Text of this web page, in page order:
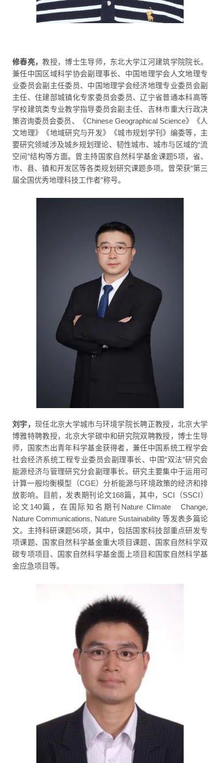
修春亮，教授，博士生导师，东北大学江河建筑学院院长。
兼任中国区域科学协会副理事长、中国地理学会人文地理专
业委员会副主任委员、中国地理学会经济地理专业委员会副
主任、住建部城镇化专家委员会委员、辽宁省普通本科高等
学校建筑类专业教学指导委员会副主任、吉林市重大行政决
策咨询委员会委员、《Chinese Geographical Science》《人
文地理》《地域研究与开发》《城市规划学刊》编委等，主
要研究领域涉及城乡规划理论、韧性城市、城市与区域的“流
空间”结构等方面。曾主持国家自然科学基金课题5项，省、
市、县、镇和开发区等各类规划研究课题多项。曾荣获“第三
届全国优秀地理科技工作者”称号。
刘宇， 现任北京大学城市与环境学院长聘正教授，北京大学
博雅特聘教授，北京大学碳中和研究院双聘教授，博士生导
师，国家杰出青年科学基金获得者，兼任中国系统工程学会
社会经济系统工程专业委员会副理事长、中国“双法”研究会
能源经济与管理研究分会副理事长。研究主要集中于运用可
计算一般均衡模型（CGE）分析能源与环境政策的经济和排
放影响。目前，发表期刊论文168篇，其中，SCI（SSCI）
论文140篇，在国际知名期刊Nature Climate Change,
Nature Communications, Nature Sustainability 等发表多篇论
文。主持科研课题56项，其中，包括国家科技部重点研发专
项课题、国家自然科学基金重大项目课题、国家自然科学双
碳专项项目、国家自然科学基金面上项目和国家自然科学基
金应急项目等。